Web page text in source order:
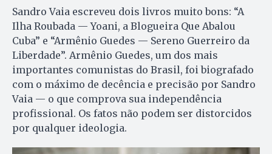
Sandro Vaia escreveu dois livros muito bons: “A
Ilha Roubada — Yoani, a Blogueira Que Abalou
Cuba” e “Armênio Guedes — Sereno Guerreiro da
Liberdade”. Armênio Guedes, um dos mais
importantes comunistas do Brasil, foi biografado
com o máximo de decência e precisão por Sandro
Vaia — o que comprova sua independência
profissional. Os fatos não podem ser distorcidos
por qualquer ideologia.